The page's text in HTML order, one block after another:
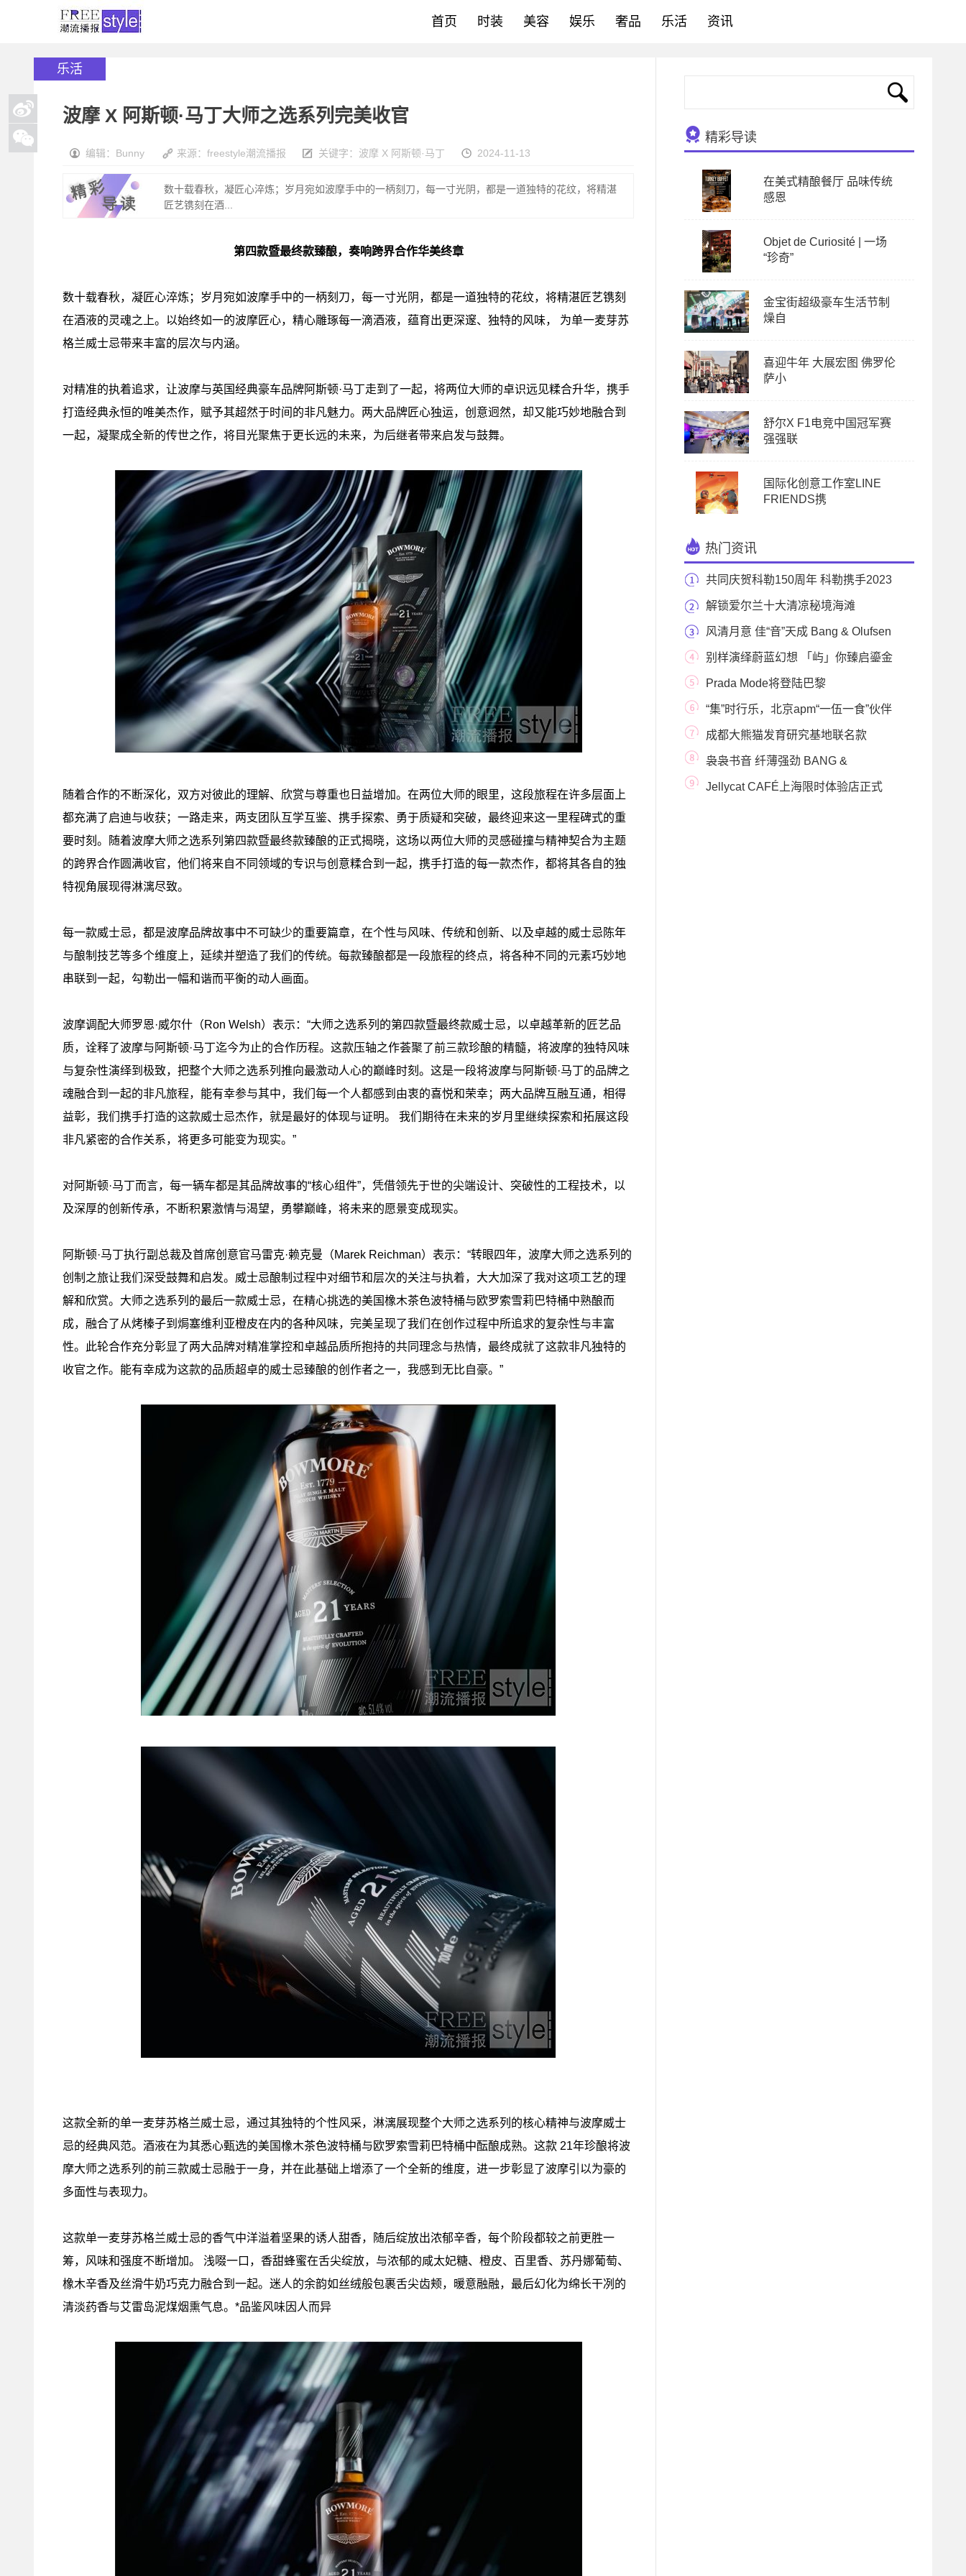
首页 时装 美容 娱乐 奢品 乐活 资讯
乐活
波摩 X 阿斯顿·马丁大师之选系列完美收官
编辑：Bunny 来源：freestyle潮流播报 关键字： 波摩 X 阿斯顿·马丁 2024-11-13
数十载春秋，凝匠心淬炼；岁月宛如波摩手中的一柄刻刀，每一寸光阴，都是一道独特的花纹，将精湛
匠艺镌刻在酒...
第四款暨最终款臻酿，奏响跨界合作华美终章
数十载春秋，凝匠心淬炼；岁月宛如波摩手中的一柄刻刀，每一寸光阴，都是一道独特的花纹，将精湛匠艺镌刻
在酒液的灵魂之上。以始终如一的波摩匠心，精心雕琢每一滴酒液，蕴育出更深邃、独特的风味， 为单一麦芽苏
格兰威士忌带来丰富的层次与内涵。
对精准的执着追求，让波摩与英国经典豪车品牌阿斯顿·马丁走到了一起，将两位大师的卓识远见糅合升华，携手
打造经典永恒的唯美杰作，赋予其超然于时间的非凡魅力。两大品牌匠心独运，创意迥然，却又能巧妙地融合到
一起，凝聚成全新的传世之作，将目光聚焦于更长远的未来，为后继者带来启发与鼓舞。
随着合作的不断深化，双方对彼此的理解、欣赏与尊重也日益增加。在两位大师的眼里，这段旅程在许多层面上
都充满了启迪与收获；一路走来，两支团队互学互鉴、携手探索、勇于质疑和突破，最终迎来这一里程碑式的重
要时刻。随着波摩大师之选系列第四款暨最终款臻酿的正式揭晓，这场以两位大师的灵感碰撞与精神契合为主题
的跨界合作圆满收官，他们将来自不同领域的专识与创意糅合到一起，携手打造的每一款杰作，都将其各自的独
特视角展现得淋漓尽致。
每一款威士忌，都是波摩品牌故事中不可缺少的重要篇章，在个性与风味、传统和创新、以及卓越的威士忌陈年
与酿制技艺等多个维度上，延续并塑造了我们的传统。每款臻酿都是一段旅程的终点，将各种不同的元素巧妙地
串联到一起，勾勒出一幅和谐而平衡的动人画面。
波摩调配大师罗恩·威尔什（Ron Welsh）表示：“大师之选系列的第四款暨最终款威士忌，以卓越革新的匠艺品
质，诠释了波摩与阿斯顿·马丁迄今为止的合作历程。这款压轴之作荟聚了前三款珍酿的精髓，将波摩的独特风味
与复杂性演绎到极致，把整个大师之选系列推向最激动人心的巅峰时刻。这是一段将波摩与阿斯顿·马丁的品牌之
魂融合到一起的非凡旅程，能有幸参与其中，我们每一个人都感到由衷的喜悦和荣幸；两大品牌互融互通，相得
益彰，我们携手打造的这款威士忌杰作，就是最好的体现与证明。 我们期待在未来的岁月里继续探索和拓展这段
非凡紧密的合作关系，将更多可能变为现实。”
对阿斯顿·马丁而言，每一辆车都是其品牌故事的“核心组件”，凭借领先于世的尖端设计、突破性的工程技术，以
及深厚的创新传承，不断积累激情与渴望，勇攀巅峰，将未来的愿景变成现实。
阿斯顿·马丁执行副总裁及首席创意官马雷克·赖克曼（Marek Reichman）表示：“转眼四年，波摩大师之选系列的
创制之旅让我们深受鼓舞和启发。威士忌酿制过程中对细节和层次的关注与执着，大大加深了我对这项工艺的理
解和欣赏。大师之选系列的最后一款威士忌，在精心挑选的美国橡木茶色波特桶与欧罗索雪莉巴特桶中熟酿而
成，融合了从烤榛子到焗塞维利亚橙皮在内的各种风味，完美呈现了我们在创作过程中所追求的复杂性与丰富
性。此轮合作充分彰显了两大品牌对精准掌控和卓越品质所抱持的共同理念与热情，最终成就了这款非凡独特的
收官之作。能有幸成为这款的品质超卓的威士忌臻酿的创作者之一，我感到无比自豪。”
这款全新的单一麦芽苏格兰威士忌，通过其独特的个性风采，淋漓展现整个大师之选系列的核心精神与波摩威士
忌的经典风范。酒液在为其悉心甄选的美国橡木茶色波特桶与欧罗索雪莉巴特桶中酝酿成熟。这款 21年珍酿将波
摩大师之选系列的前三款威士忌融于一身，并在此基础上增添了一个全新的维度，进一步彰显了波摩引以为豪的
多面性与表现力。
这款单一麦芽苏格兰威士忌的香气中洋溢着坚果的诱人甜香，随后绽放出浓郁辛香，每个阶段都较之前更胜一
筹，风味和强度不断增加。 浅啜一口，香甜蜂蜜在舌尖绽放，与浓郁的咸太妃糖、橙皮、百里香、苏丹娜葡萄、
橡木辛香及丝滑牛奶巧克力融合到一起。迷人的余韵如丝绒般包裹舌尖齿颊，暖意融融，最后幻化为绵长干冽的
清淡药香与艾雷岛泥煤烟熏气息。*品鉴风味因人而异
精彩导读
在美式精酿餐厅 品味传统
感恩
Objet de Curiosité | 一场
“珍奇”
金宝街超级豪车生活节制
燥自
喜迎牛年 大展宏图 佛罗伦
萨小
舒尔X F1电竞中国冠军赛
强强联
国际化创意工作室LINE
FRIENDS携
热门资讯
共同庆贺科勒150周年 科勒携手2023
南宁马拉松 跑
解锁爱尔兰十大清凉秘境海滩
风清月意 佳“音”天成 Bang & Olufsen
甄选音频别样演绎蔚蓝幻想 「屿」你臻启鎏金
时光——马
Prada Mode将登陆巴黎
“集”时行乐，北京apm“一伍一食”伙伴
社区节成都大熊猫发育研究基地联名款
「MEGA SPACE MOLLY
袅袅书音 纤薄强劲 BANG &
OLUFSEN推出全新紧凑型
Jellycat CAFÉ上海限时体验店正式